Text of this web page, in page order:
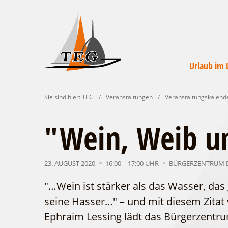
Urlaub im
Urlaub
Leichhardt Land
finden
Sie sind hier:TEG / Veranstaltungen /
"Wein, Weib
23. AUGUST 2020 16:00 – 17:00 UHR BÜRGERZENTRUM
"…Wein ist stärker als das Wasser,
seine Hasser…" – und mit diesem
Ephraim Lessing lädt das